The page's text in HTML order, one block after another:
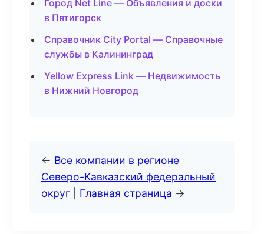
Город Net Line — Объявления и доски
в Пятигорск
Справочник City Portal — Справочные
службы в Калининград
Yellow Express Link — Недвижимость
в Нижний Новгород
← Все компании в регионе
Северо-Кавказский федеральный
округ
Главная страница →